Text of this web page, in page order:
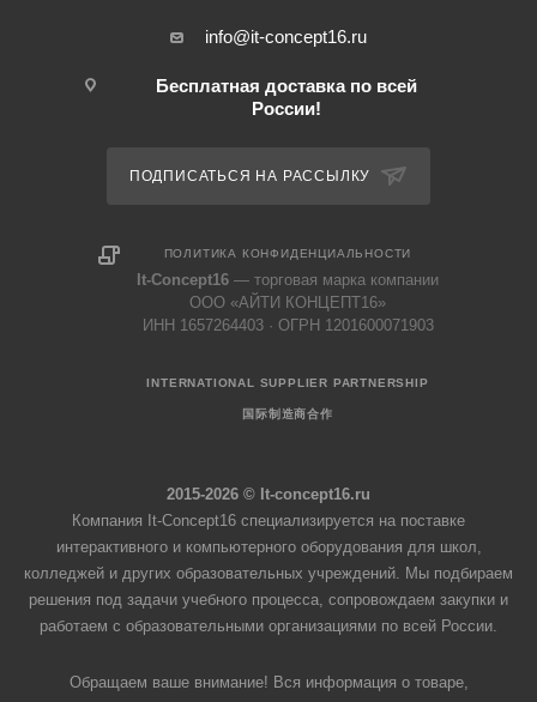
info@it-concept16.ru
Бесплатная доставка по всей
России!
ПОДПИСАТЬСЯ НА РАССЫЛКУ
ПОЛИТИКА КОНФИДЕНЦИАЛЬНОСТИ
It-Concept16 — торговая марка компании
ООО «АЙТИ КОНЦЕПТ16»
ИНН 1657264403 · ОГРН 1201600071903
INTERNATIONAL SUPPLIER PARTNERSHIP
国际制造商合作
2015-2026 © It-concept16.ru
Компания It-Concept16 специализируется на поставке
интерактивного и компьютерного оборудования для школ,
колледжей и других образовательных учреждений. Мы подбираем
решения под задачи учебного процесса, сопровождаем закупки и
работаем с образовательными организациями по всей России.
Обращаем ваше внимание! Вся информация о товаре,